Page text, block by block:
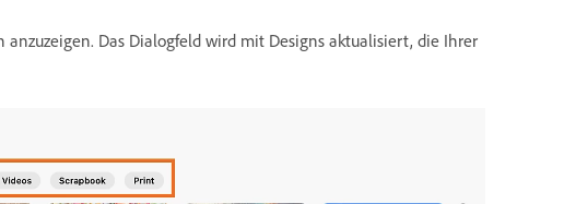
Das Dialogfeld wird mit Designs aktualisiert, die Ihrer